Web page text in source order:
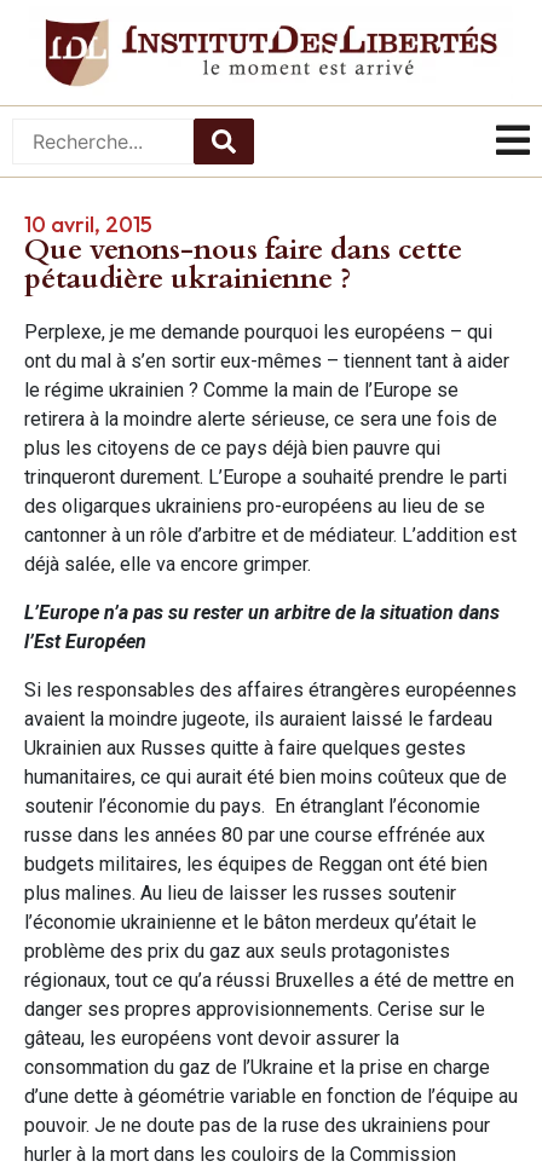
10 avril, 2015
Que venons-nous faire dans cette
pétaudière ukrainienne ?
Perplexe, je me demande pourquoi les européens – qui
ont du mal à s’en sortir eux-mêmes – tiennent tant à aider
le régime ukrainien ? Comme la main de l’Europe se
retirera à la moindre alerte sérieuse, ce sera une fois de
plus les citoyens de ce pays déjà bien pauvre qui
trinqueront durement. L’Europe a souhaité prendre le parti
des oligarques ukrainiens pro-européens au lieu de se
cantonner à un rôle d’arbitre et de médiateur. L’addition est
déjà salée, elle va encore grimper.
L’Europe n’a pas su rester un arbitre de la situation dans
l’Est Européen
Si les responsables des affaires étrangères européennes
avaient la moindre jugeote, ils auraient laissé le fardeau
Ukrainien aux Russes quitte à faire quelques gestes
humanitaires, ce qui aurait été bien moins coûteux que de
soutenir l’économie du pays. En étranglant l’économie
russe dans les années 80 par une course effrénée aux
budgets militaires, les équipes de Reggan ont été bien
plus malines. Au lieu de laisser les russes soutenir
l’économie ukrainienne et le bâton merdeux qu’était le
problème des prix du gaz aux seuls protagonistes
régionaux, tout ce qu’a réussi Bruxelles a été de mettre en
danger ses propres approvisionnements. Cerise sur le
gâteau, les européens vont devoir assurer la
consommation du gaz de l’Ukraine et la prise en charge
d’une dette à géométrie variable en fonction de l’équipe au
pouvoir. Je ne doute pas de la ruse des ukrainiens pour
hurler à la mort dans les couloirs de la Commission